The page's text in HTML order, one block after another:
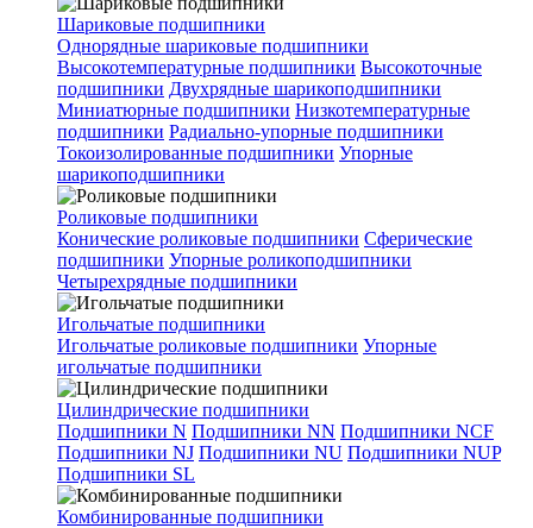
Шариковые подшипники
Однорядные шариковые подшипники
Высокотемпературные подшипники Высокоточные
подшипники Двухрядные шарикоподшипники
Миниатюрные подшипники Низкотемпературные
подшипники Радиально-упорные подшипники
Токоизолированные подшипники Упорные
шарикоподшипники
Роликовые подшипники
Конические роликовые подшипники Сферические
подшипники Упорные роликоподшипники
Четырехрядные подшипники
Игольчатые подшипники
Игольчатые роликовые подшипники Упорные
игольчатые подшипники
Цилиндрические подшипники
Подшипники N Подшипники NN Подшипники NCF
Подшипники NJ Подшипники NU Подшипники NUP
Подшипники SL
Комбинированные подшипники